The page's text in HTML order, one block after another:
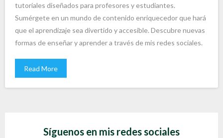
tutoriales diseñados para profesores y estudiantes.
Sumérgete en un mundo de contenido enriquecedor que hará
que el aprendizaje sea divertido y accesible. Descubre nuevas
formas de enseñar y aprender a través de mis redes sociales.
Read More
Síguenos en mis redes sociales